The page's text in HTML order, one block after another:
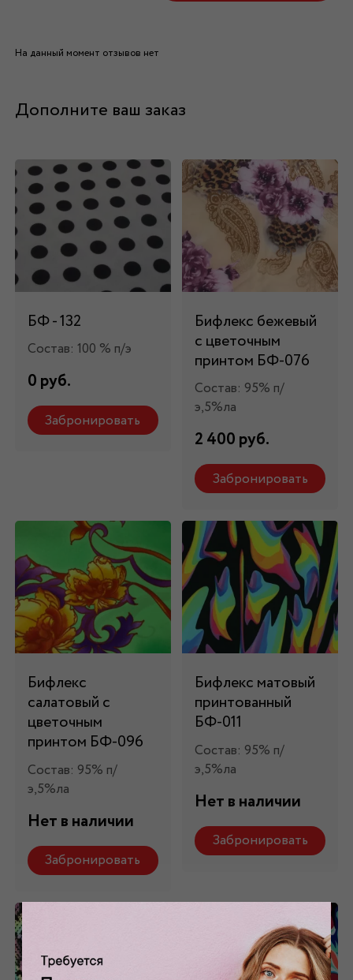
На данный момент отзывов нет
Дополните ваш заказ
БФ - 132
Состав: 100 % п/э
0 руб.
Забронировать
Бифлекс бежевый
с цветочным
принтом БФ-076
Состав: 95% п/
э,5%ла
2 400 руб.
Забронировать
Бифлекс
салатовый с
цветочным
принтом БФ-096
Состав: 95% п/
э,5%ла
Нет в наличии
Забронировать
Бифлекс матовый
принтованный
БФ-011
Состав: 95% п/
э,5%ла
Нет в наличии
Забронировать